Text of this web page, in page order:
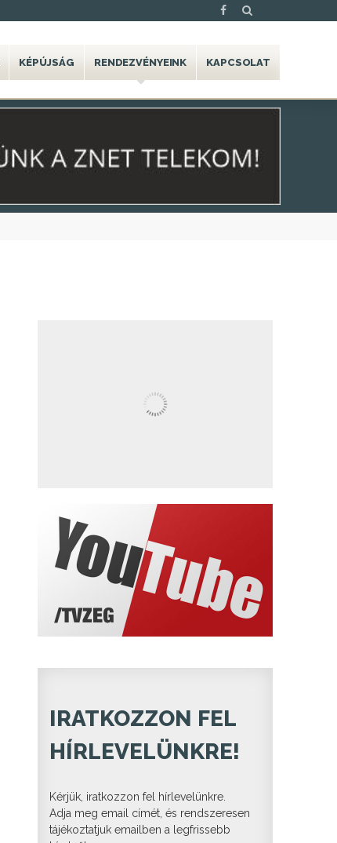
KÉPÚJSÁG RENDEZVÉNYEINK KAPCSOLAT
IRATKOZZON FEL
HÍRLEVELÜNKRE!
Kérjük, iratkozzon fel hírlevelünkre.
Adja meg email címét, és rendszeresen
tájékoztatjuk emailben a legfrissebb